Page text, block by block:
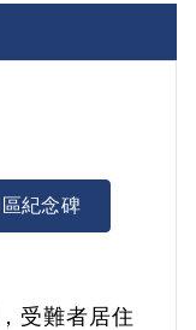
紀念碑
受難者居住